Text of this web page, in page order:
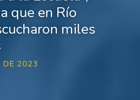
que en Río
miles
DE 2023